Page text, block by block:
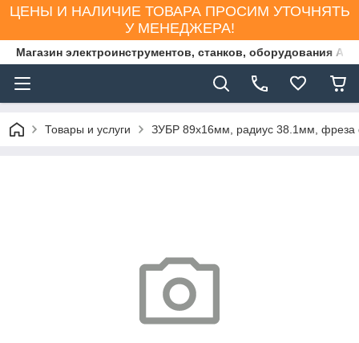
ЦЕНЫ И НАЛИЧИЕ ТОВАРА ПРОСИМ УТОЧНЯТЬ
У МЕНЕДЖЕРА!
Магазин электроинструментов, станков, оборудования
Товары и услуги ЗУБР 89x16мм, радиус 38.1мм,